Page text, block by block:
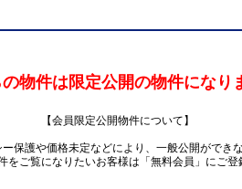
物件は限定公開の物件になり
【会員限定公開物件について】
保護や価格未定などにより、一般公開ができ
をご覧になりたいお客様は「無料会員」にご登